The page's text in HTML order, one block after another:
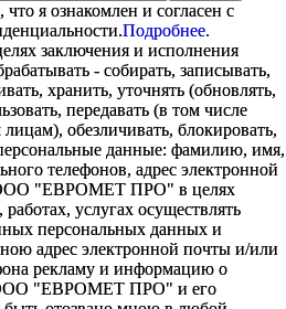
я ознакомлен и согласен с
Подробнее.
заключения и исполнения
- собирать, записывать,
хранить, уточнять (обновлять,
передавать (в том числе
обезличивать, блокировать,
данные: фамилию, имя,
телефонов, адрес электронной
ООО "ЕВРОМЕТ ПРО" в целях
услугах осуществлять
персональных данных и
адрес электронной почты и/или
рекламу и информацию о
ООО "ЕВРОМЕТ ПРО" и его